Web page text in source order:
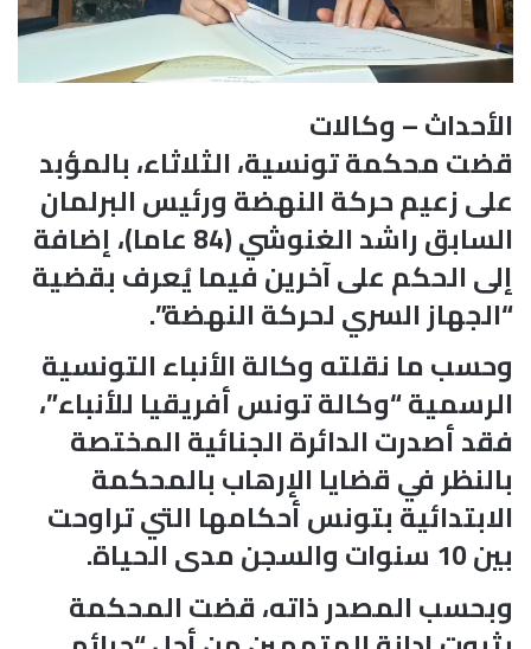
الأحداث – وكالات
قضت محكمة تونسية، الثلاثاء، بالمؤبد
على زعيم حركة النهضة ورئيس البرلمان
السابق راشد الغنوشي (84 عاما)، إضافة
إلى الحكم على آخرين فيما يُعرف بقضية
“الجهاز السري لحركة النهضة”.
وحسب ما نقلته وكالة الأنباء التونسية
الرسمية “وكالة تونس أفريقيا للأنباء”،
فقد أصدرت الدائرة الجنائية المختصة
بالنظر في قضايا الإرهاب بالمحكمة
الابتدائية بتونس أحكامها التي تراوحت
بين 10 سنوات والسجن مدى الحياة.
وبحسب المصدر ذاته، قضت المحكمة